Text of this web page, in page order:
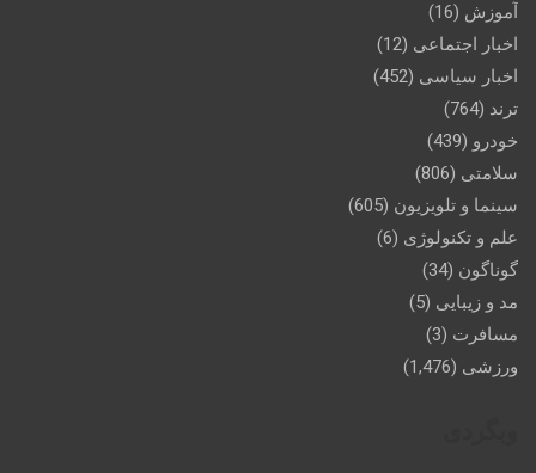
آموزش (16)
اخبار اجتماعی (12)
اخبار سیاسی (452)
ترند (764)
خودرو (439)
سلامتی (806)
سینما و تلویزیون (605)
علم و تکنولوژی (6)
گوناگون (34)
مد و زیبایی (5)
مسافرت (3)
ورزشی (1,476)